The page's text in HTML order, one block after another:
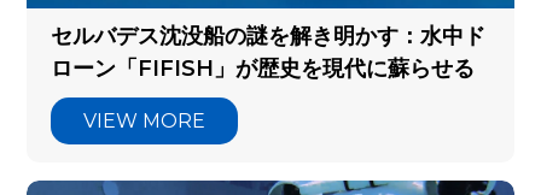
セルバデス沈没船の謎を解き明かす：水中ド
ローン「FIFISH」が歴史を現代に蘇らせる
VIEW MORE